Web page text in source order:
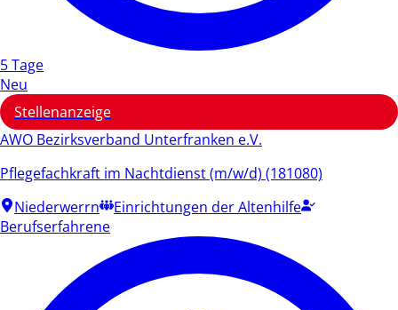
5 Tage
Neu
Stellenanzeige
AWO Bezirksverband Unterfranken e.V.
Pflegefachkraft im Nachtdienst (m/w/d) (181080)
Niederwerrn
Einrichtungen der Altenhilfe
Berufserfahrene